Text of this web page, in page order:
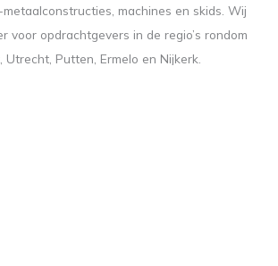
machines en skids. Wij
voor opdrachtgevers in de regio’s rondom
Putten, Ermelo en Nijkerk.